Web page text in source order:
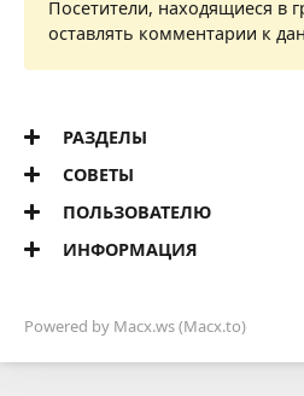
Посетители, находящиеся в
оставлять комментарии к
РАЗДЕЛЫ
СОВЕТЫ
ПОЛЬЗОВАТЕЛЮ
ИНФОРМАЦИЯ
Powered by Macx.ws(Macx.to)